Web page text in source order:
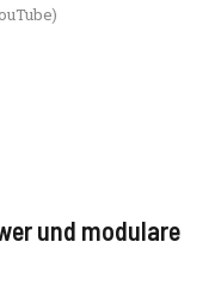
und modulare